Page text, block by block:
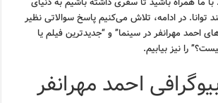
توانا. در ادامه، تلاش می‌کنیم پاسخ سوالاتی نظیر
احمد مهرانفر در سینما” و “جدیدترین فیلم یا
را نیز بیابیم.
احمد مهرانفر